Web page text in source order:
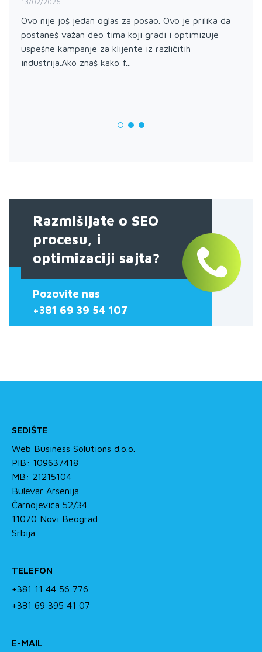
Ovo nije još jedan oglas za posao. Ovo je prilika da
postaneš važan deo tima koji gradi i optimizuje
uspešne kampanje za klijente iz različitih
industrija.Ako znaš kako f...
Razmišljate o SEO
procesu, i
optimizaciji sajta?
Pozovite nas
+381 69 39 54 107
SEDIŠTE
Web Business Solutions d.o.o.
PIB: 109637418
MB: 21215104
Bulevar Arsenija
Čarnojevića 52/34
11070 Novi Beograd
Srbija
TELEFON
+381 11 44 56 776
+381 69 395 41 07
E-MAIL